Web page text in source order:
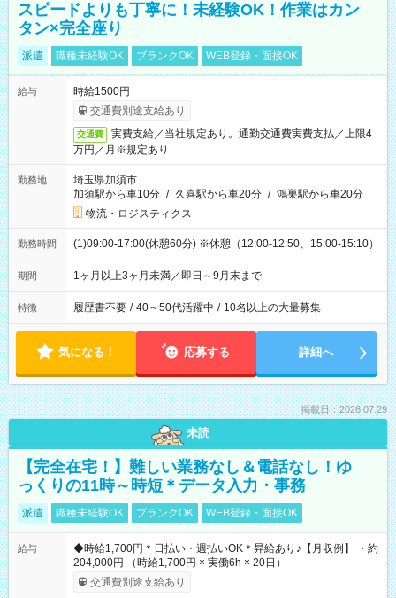
スピードよりも丁寧に！未経験OK！作業はカン
タン×完全座り
派遣 職種未経験OK ブランクOK WEB登録・面接OK
給与
時給1500円
交通費別途支給あり
交通費
実費支給／当社規定あり。通勤交通費実費支払／上限4
万円／月※規定あり
勤務地
埼玉県加須市
加須駅から車10分 / 久喜駅から車20分 / 鴻巣駅から車20分
物流・ロジスティクス
勤務時間 (1)09:00-17:00(休憩60分) ※休憩（12:00-12:50、15:00-15:10）
期間 1ヶ月以上3ヶ月未満／即日～9月末まで
特徴 履歴書不要 / 40～50代活躍中 / 10名以上の大量募集
気になる！ 応募する 詳細へ
掲載日：2026.07.29
未読
【完全在宅！】難しい業務なし＆電話なし！ゆ
っくりの11時～時短＊データ入力・事務
派遣 職種未経験OK ブランクOK WEB登録・面接OK
給与
◆時給1,700円＊日払い・週払いOK＊昇給あり♪【月収例】 ・約
204,000円 （時給1,700円 × 実働6h × 20日）
交通費別途支給あり